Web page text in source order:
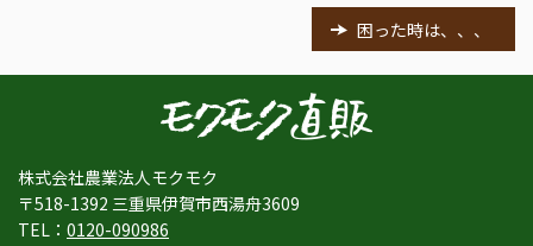
困った時は、、、
株式会社農業法人モクモク
〒518-1392 三重県伊賀市西湯舟3609
TEL： 0120-090986